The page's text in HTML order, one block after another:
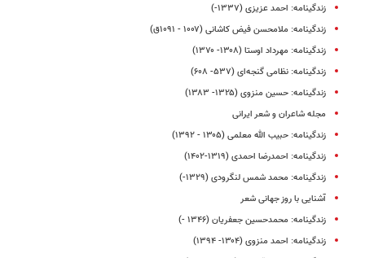
زندگینامه: احمد عزیزی (۱۳۳۷-)
زندگینامه: ملامحسن فیض کاشانی (۱۰۰۷ - ۱۰۹۱ق)
زندگینامه: مهرداد اوستا (۱۳۰۸- ۱۳۷۰)
زندگینامه: نظامی گنجه‌ای (۵۳۷- ۶۰۸)
زندگینامه: حسین منزوی (۱۳۲۵- ۱۳۸۳)
مجله شاعران و شعر ایرانی
زندگینامه: حبیب الله معلمی (۱۳۰۵ - ۱۳۹۲)
زندگینامه: احمدرضا احمدی (۱۳۱۹-۱۴۰۲)
زندگینامه: محمد شمس ‌لنگرودی (۱۳۲۹-)
آشنایی با روز جهانی شعر
زندگینامه: محمدحسین جعفریان (۱۳۴۶ -)
زندگینامه: احمد منزوی (۱۳۰۴- ۱۳۹۴)